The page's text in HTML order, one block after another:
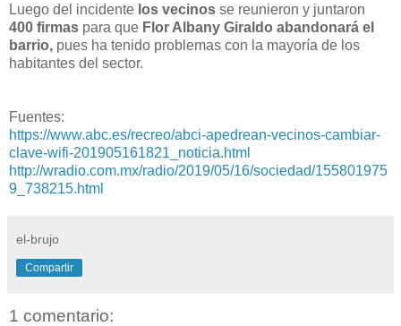
Luego del incidente los vecinos se reunieron y juntaron
400 firmas para que Flor Albany Giraldo abandonará el
barrio, pues ha tenido problemas con la mayoría de los
habitantes del sector.
Fuentes:
https://www.abc.es/recreo/abci-apedrean-vecinos-cambiar-
clave-wifi-201905161821_noticia.html
http://wradio.com.mx/radio/2019/05/16/sociedad/155801975
9_738215.html
el-brujo
Compartir
1 comentario: